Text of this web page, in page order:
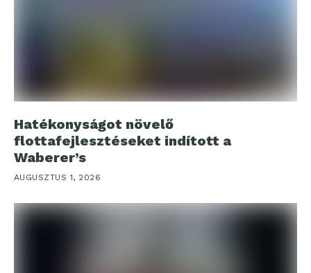
Hatékonyságot növelő
flottafejlesztéseket indított a
Waberer’s
AUGUSZTUS 1, 2026